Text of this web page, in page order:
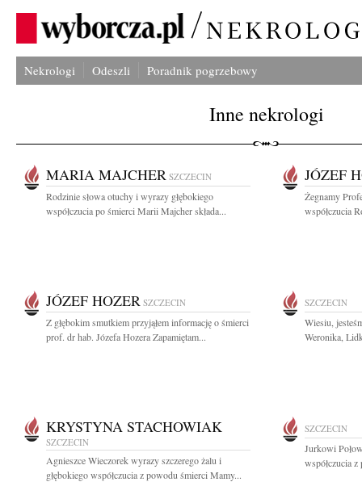
Nekrologi Odeszli Poradnik pogrzebowy
Inne nekrologi
MARIA MAJCHER SZCZECIN
Rodzinie słowa otuchy i wyrazy głębokiego
współczucia po śmierci Marii Majcher składa...
JÓZEF
Żegnamy
współczucia
JÓZEF HOZER SZCZECIN
Z głębokim smutkiem przyjąłem informację o śmierci
prof. dr hab. Józefa Hozera Zapamiętam...
SZCZECIN
Wiesiu,
Weronika,
KRYSTYNA STACHOWIAK
SZCZECIN
Agnieszce Wieczorek wyrazy szczerego żalu i
głębokiego współczucia z powodu śmierci Mamy...
SZCZECIN
Jurkowi
współczucia